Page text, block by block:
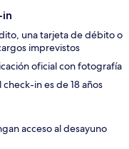
in
una tarjeta de débito o
imprevistos
oficial con fotografía
in es de 18 años
acceso al desayuno